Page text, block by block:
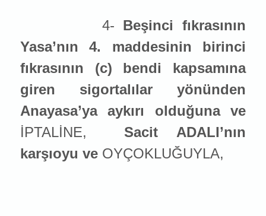
4- Beşinci fıkrasının
Yasa’nın 4. maddesinin birinci
fıkrasının (c) bendi kapsamına
giren sigortalılar yönünden
Anayasa’ya aykırı olduğuna ve
İPTALİNE,
Sacit ADALI’nın
karşıoyu ve OYÇOKLUĞUYLA,